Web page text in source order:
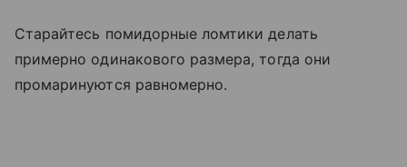
Старайтесь помидорные ломтики делать
примерно одинакового размера, тогда они
промаринуются равномерно.